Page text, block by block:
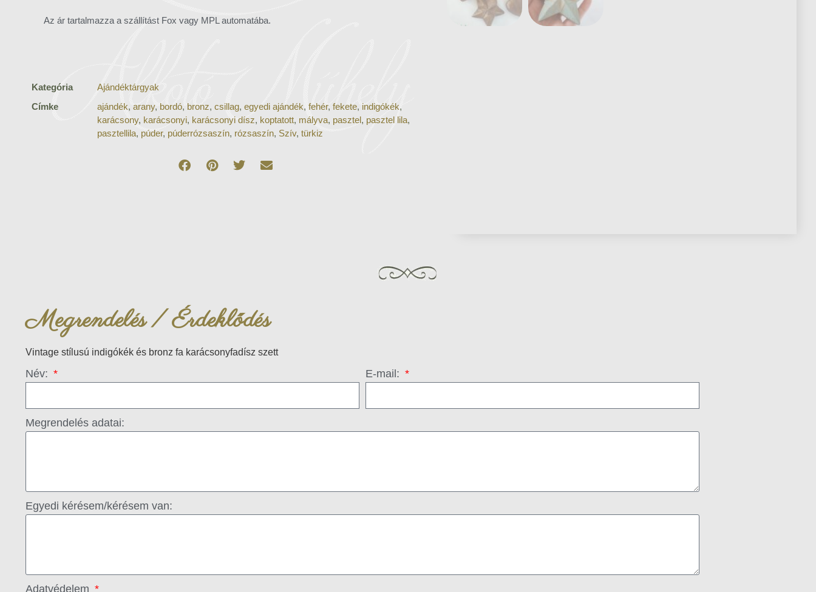
Az ár tartalmazza a szállítást Fox vagy MPL automatába.
Kategória
Ajándéktárgyak
Címke
ajándék, arany, bordó, bronz, csillag, egyedi ajándék, fehér, fekete, indigókék,
karácsony, karácsonyi, karácsonyi dísz, koptatott, mályva, pasztel, pasztel lila,
pasztellila, púder, púderrózsaszín, rózsaszín, Szív, türkiz
Megrendelés / Érdeklődés
Vintage stílusú indigókék és bronz fa karácsonyfadísz szett
Név: E-mail:
Megrendelés adatai:
Egyedi kérésem/kérésem van:
Adatvédelem